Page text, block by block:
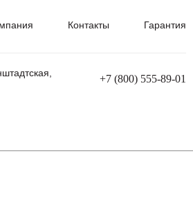
Контакты Гарантия
+7 (800) 555-89-01